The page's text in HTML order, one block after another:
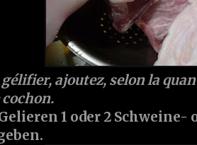
ajoutez, selon la
cochon.
1 oder 2 Schweine-